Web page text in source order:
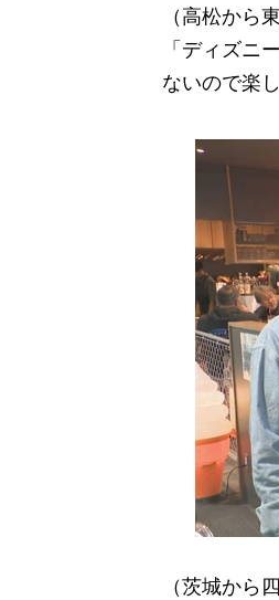
（高松から
「ディズニ
ないので楽
（茨城から